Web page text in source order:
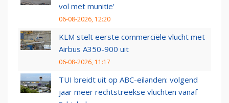
vol met munitie'
06-08-2026, 12:20
KLM stelt eerste commerciële vlucht met
Airbus A350-900 uit
06-08-2026, 11:17
TUI breidt uit op ABC-eilanden: volgend
jaar meer rechtstreekse vluchten vanaf